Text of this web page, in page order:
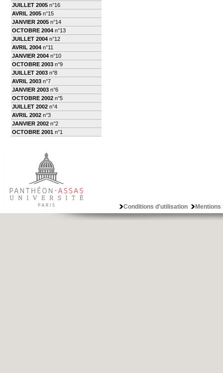
JUILLET 2005 n°16
AVRIL 2005 n°15
JANVIER 2005 n°14
OCTOBRE 2004 n°13
JUILLET 2004 n°12
AVRIL 2004 n°11
JANVIER 2004 n°10
OCTOBRE 2003 n°9
JUILLET 2003 n°8
AVRIL 2003 n°7
JANVIER 2003 n°6
OCTOBRE 2002 n°5
JUILLET 2002 n°4
AVRIL 2002 n°3
JANVIER 2002 n°2
OCTOBRE 2001 n°1
Conditions d'utilisation Mentions